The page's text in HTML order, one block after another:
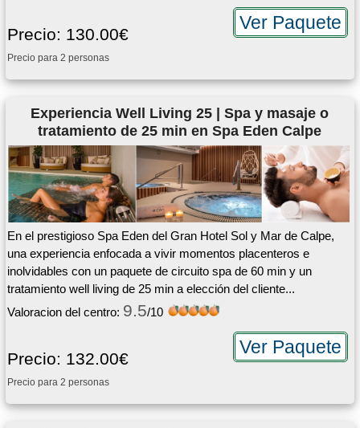
Ver Paquete
Precio: 130.00€
Precio para 2 personas
Experiencia Well Living 25 | Spa y masaje o
tratamiento de 25 min en Spa Eden Calpe
En el prestigioso Spa Eden del Gran Hotel Sol y Mar de Calpe,
una experiencia enfocada a vivir momentos placenteros e
inolvidables con un paquete de circuito spa de 60 min y un
tratamiento well living de 25 min a elección del cliente...
Valoracion del centro: 9.5/10
Ver Paquete
Precio: 132.00€
Precio para 2 personas